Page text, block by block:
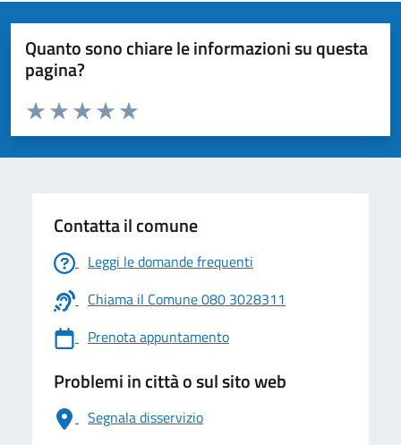
Quanto sono chiare le informazioni su questa
pagina?
Valuta da 1 a 5 stelle la pagina
Valuta 5 stelle su 5
Valuta 4 stelle su 5
Valuta 3 stelle su 5
Valuta 2 stelle su 5
Valuta 1 stelle su 5
Contatta il comune
Leggi le domande frequenti
Chiama il Comune 080 3028311
Prenota appuntamento
Problemi in città o sul sito web
Segnala disservizio